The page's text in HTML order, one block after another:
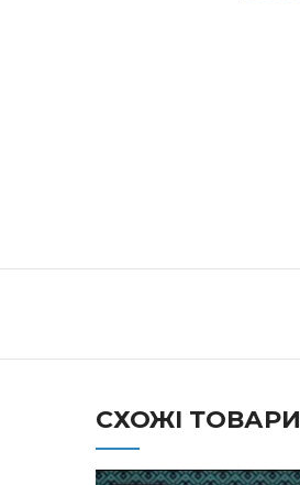
СХОЖІ ТОВАРИ